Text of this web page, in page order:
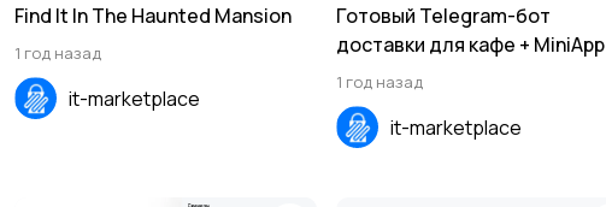
Find It In The Haunted Mansion
1 год назад
it-marketplace
Готовый Telegram-бот
доставки для кафе + MiniApp
1 год назад
it-marketplace